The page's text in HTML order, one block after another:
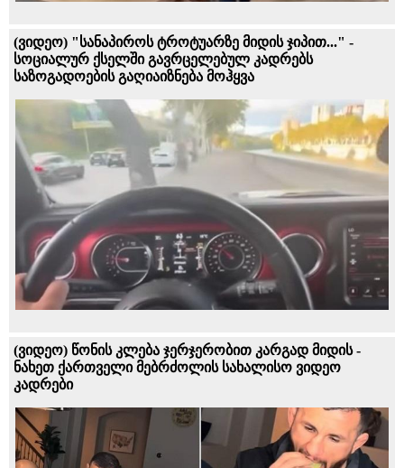
(ვიდეო) "სანაპიროს ტროტუარზე მიდის ჯიპით..." -
სოციალურ ქსელში გავრცელებულ კადრებს
საზოგადოების გაღიაიზნება მოჰყვა
(ვიდეო) წონის კლება ჯერჯერობით კარგად მიდის -
ნახეთ ქართველი მებრძოლის სახალისო ვიდეო
კადრები